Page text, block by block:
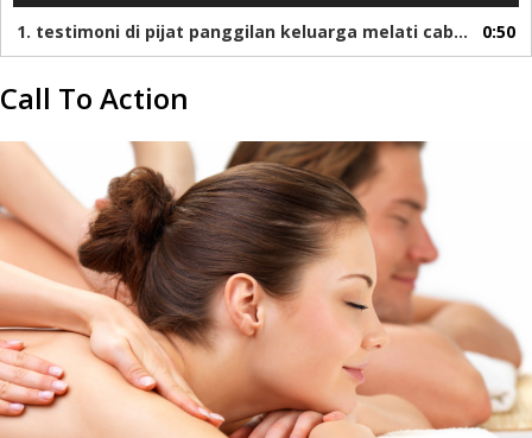
1. testimoni di pijat panggilan keluarga melati cabang lengkong 0:50
Call To Action